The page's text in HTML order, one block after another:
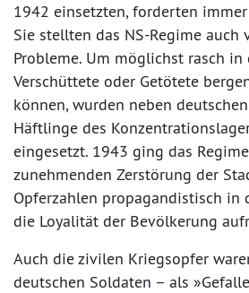
1942 einsetzten, forderten
Sie stellten das NS-Regime auch
Probleme. Um möglichst rasch in
Verschüttete oder Getötete
können, wurden neben
Häftlinge des
eingesetzt. 1943 ging das
zunehmenden Zerstörung der
Opferzahlen propagandistisch in
die Loyalität der Bevölkerung
Auch die zivilen Kriegsopfer
deutschen Soldaten – als